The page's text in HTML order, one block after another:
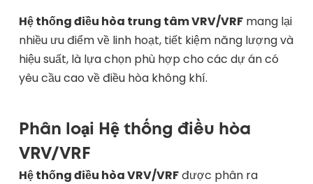
Hệ thống điều hòa trung tâm VRV/VRF mang lại
nhiều ưu điểm về linh hoạt, tiết kiệm năng lượng và
hiệu suất, là lựa chọn phù hợp cho các dự án có
yêu cầu cao về điều hòa không khí.
Phân loại Hệ thống điều hòa
VRV/VRF
Hệ thống điều hòa VRV/VRFđược phân ra